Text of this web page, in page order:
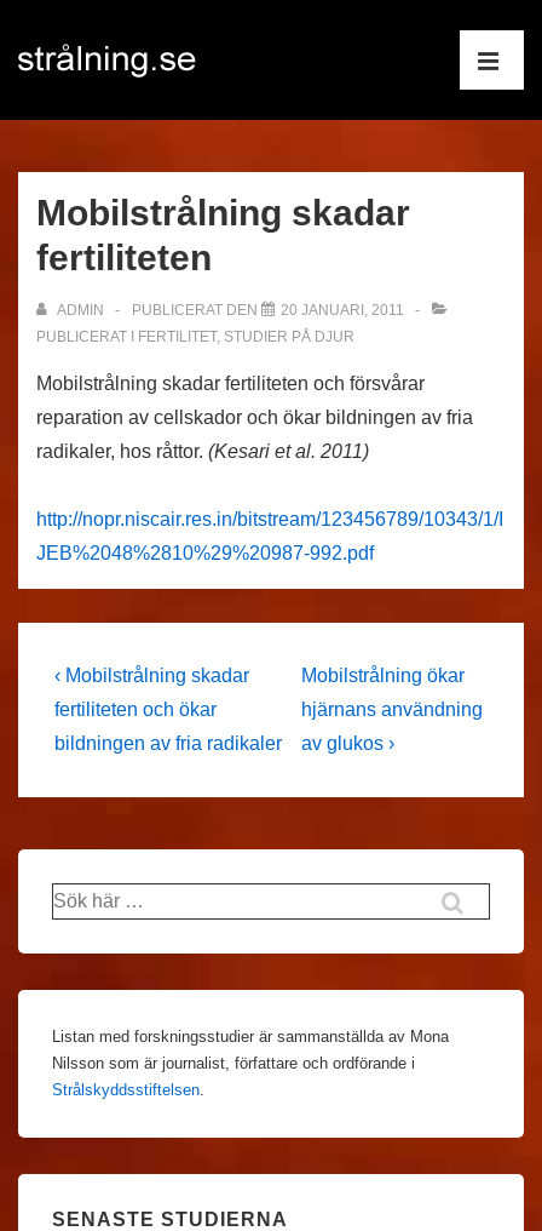
Hoppa
huvudinnehåll
Mobilstrålning skadar
fertiliteten
ADMIN PUBLICERAT DEN
20 JANUARI, 2011
PUBLICERAT I
FERTILITET, STUDIER PÅ DJUR
Mobilstrålning skadar fertiliteten och försvårar
reparation av cellskador och ökar bildningen av fria
radikaler, hos råttor. (Kesari et al. 2011)
http://nopr.niscair.res.in/bitstream/123456789/10343/1/I
JEB%2048%2810%29%20987-992.pdf
Inläggsnavigering
Föregående
inlägg
är
‹ Mobilstrålning skadar
fertiliteten och ökar
bildningen av fria radikaler
Nästa
inlägg
är
Mobilstrålning ökar
hjärnans användning
av glukos ›
Sök
efter:
Listan med forskningsstudier är sammanställda av Mona
Nilsson som är journalist, författare och ordförande i
Strålskyddsstiftelsen.
SENASTE STUDIERNA